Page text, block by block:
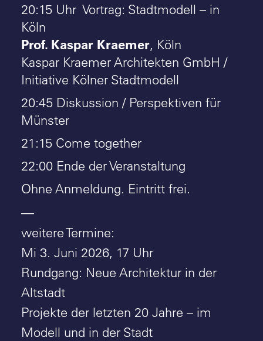
20:15 Uhr Vortrag: Stadtmodell – in
Köln
Prof. Kaspar Kraemer, Köln
Kaspar Kraemer Architekten GmbH /
Initiative Kölner Stadtmodell
20:45 Diskussion / Perspektiven für
Münster
21:15 Come together
22:00 Ende der Veranstaltung
Ohne Anmeldung. Eintritt frei.
—
weitere Termine:
Mi 3. Juni 2026, 17 Uhr
Rundgang: Neue Architektur in der
Altstadt
Projekte der letzten 20 Jahre – im
Modell und in der Stadt